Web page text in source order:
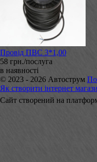
Провід ПВС 3*1,00
58 грн./послуга
в наявності
© 2023 - 2026 Автострум
Як створити інтернет
Сайт створений на